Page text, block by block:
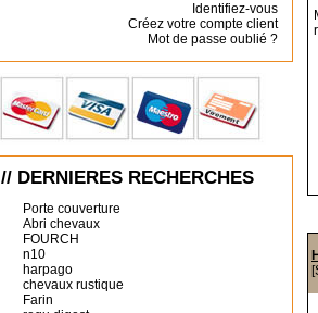
Identifiez-vous
Créez votre compte client
Mot de passe oublié ?
// DERNIERES RECHERCHES
Porte couverture
Abri chevaux
FOURCH
n10
harpago
chevaux rustique
Farin